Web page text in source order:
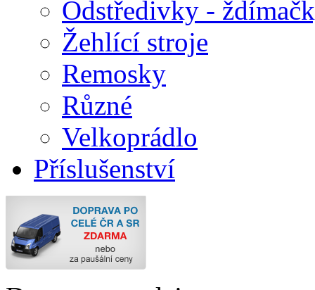
Odstředivky -
Žehlící stroje
Remosky
Různé
Velkoprádlo
Příslušenství